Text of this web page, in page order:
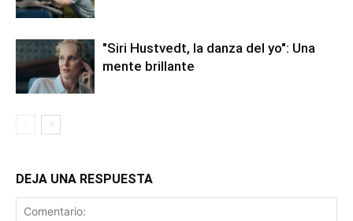
"Siri Hustvedt, la danza del yo": Una
mente brillante
DEJA UNA RESPUESTA